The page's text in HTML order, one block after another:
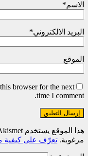
الاسم*
البريد الالكتروني*
الموقع
browser for the next
time I comment.
مرغوبة. تعرّف على كيفية